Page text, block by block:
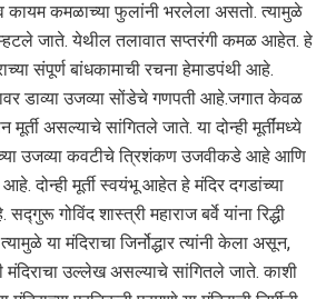
कायम कमळाच्या फुलांनी भरलेला असतो. त्यामुळे
जाते. येथील तलावात सप्तरंगी कमळ आहेत. हे
संपूर्ण बांधकामाची रचना हेमाडपंथी आहे.
डाव्या उजव्या सोंडेचे गणपती आहे.जगात केवळ
मूर्ती असल्याचे सांगितले जाते. या दोन्ही मूर्तींमध्ये
उजव्या कवटीचे त्रिशंकण उजवीकडे आहे आणि
दोन्ही मूर्ती स्वयंभू आहेत हे मंदिर दगडांच्या
गोविंद शास्त्री महाराज बर्वे यांना रिद्धी
या मंदिराचा जिर्नोद्धार त्यांनी केला असून,
मंदिराचा उल्लेख असल्याचे सांगितले जाते. काशी